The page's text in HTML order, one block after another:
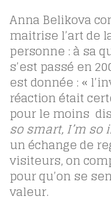
Anna Belikova
maitrise l’art de
personne : à sa
s’est passé en
est donnée : «
réaction était
pour le moins
so smart, I’m so
un échange de
visiteurs, on
pour qu’on se
valeur.